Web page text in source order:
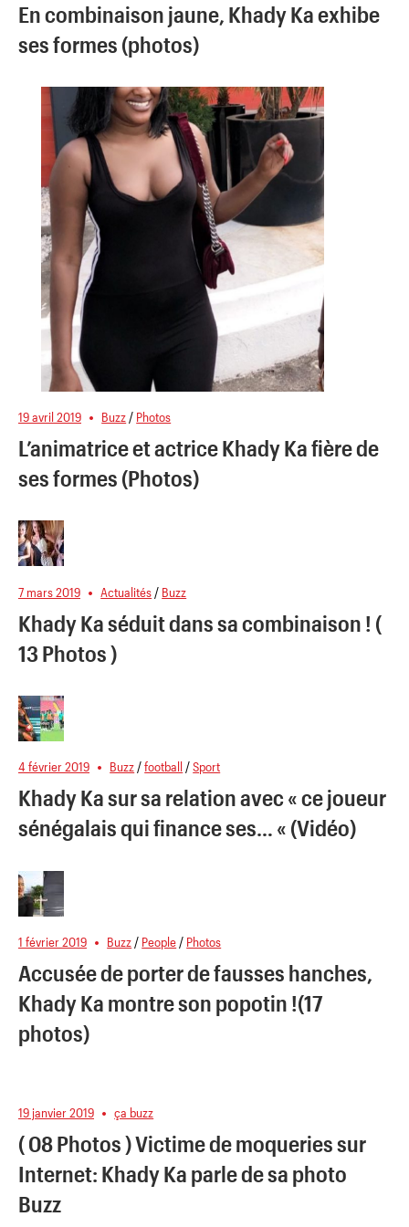
En combinaison jaune, Khady Ka exhibe
ses formes (photos)
19 avril 2019 Buzz / Photos
L’animatrice et actrice Khady Ka fière de
ses formes (Photos)
7 mars 2019 Actualités / Buzz
Khady Ka séduit dans sa combinaison ! (
13 Photos )
4 février 2019 Buzz/football /Sport
Khady Ka sur sa relation avec « ce joueur
sénégalais qui finance ses… « (Vidéo)
1 février 2019 Buzz / People / Photos
Accusée de porter de fausses hanches,
Khady Ka montre son popotin !(17
photos)
19 janvier 2019 ça buzz
( 08 Photos ) Victime de moqueries sur
Internet: Khady Ka parle de sa photo
Buzz